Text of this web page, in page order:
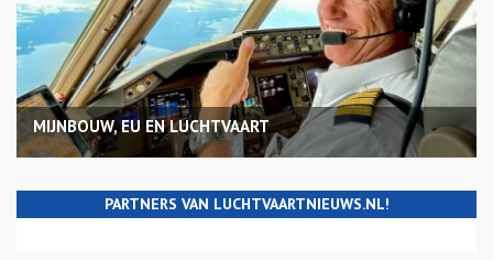
MIJNBOUW, EU EN LUCHTVAART
PARTNERS VAN LUCHTVAARTNIEUWS.NL!